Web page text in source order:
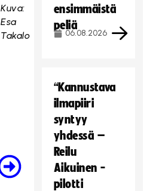
Kuva:
Esa
Takalo
ensimmäistä
peliä
06.08.2026
“Kannustava
ilmapiiri
syntyy
yhdessä –
Reilu
Aikuinen -
pilotti